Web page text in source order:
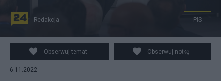
Ostróda, 06.11.2022. Prezes Prawa i Sprawiedliwości
Jarosław Kaczyński podczas spotkania z mieszkańcami
Ostródy, w ramach objazdu po kraju i spotkań z
wyborcami, 6 bm. (mr) PAP/Tomasz Waszczuk
Redakcja PIS
Obserwuj temat Obserwuj notkę
6.11.2022